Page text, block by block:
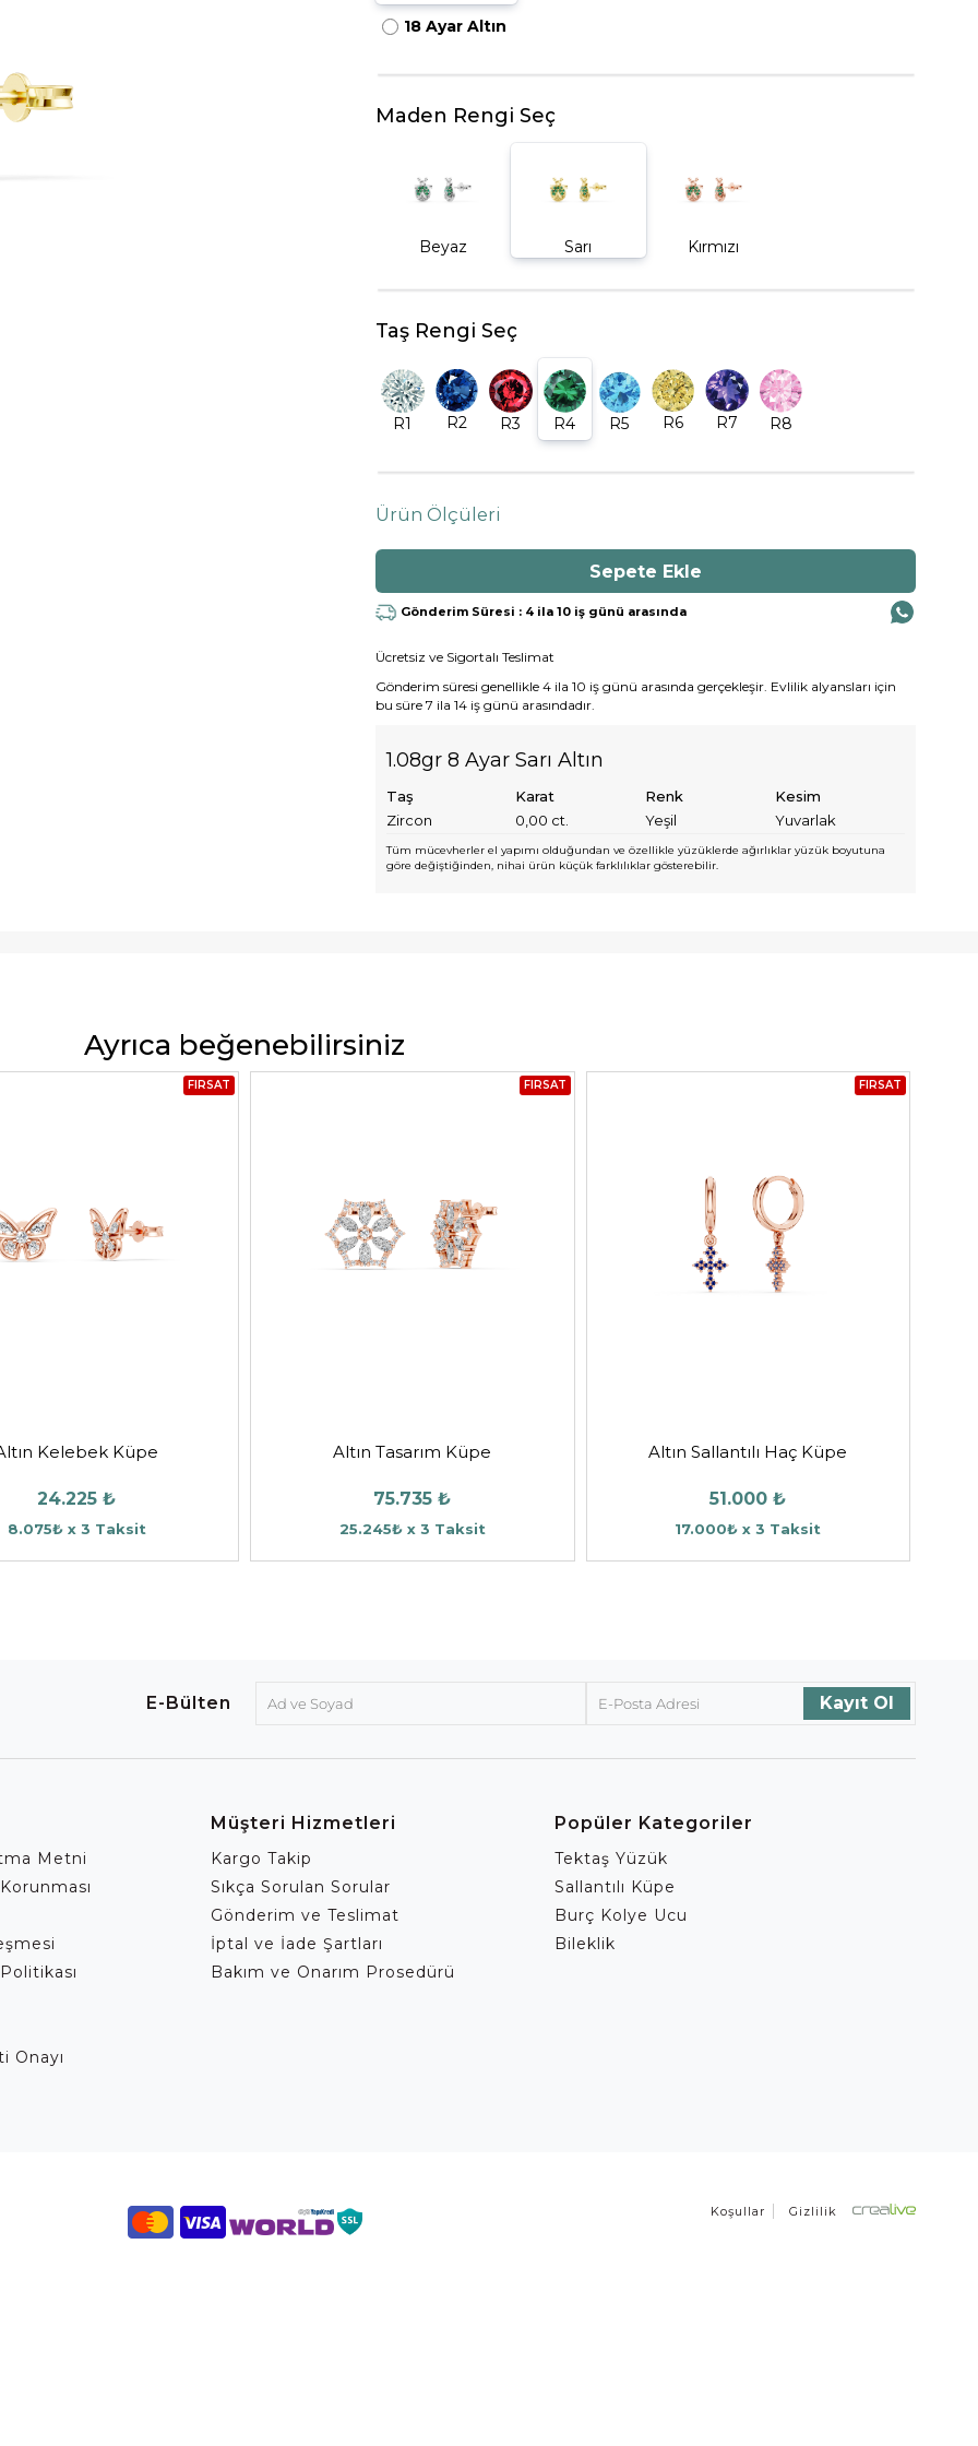
TAMTUR YÜZÜK
18 Ayar Altın
Maden Rengi Seç
Beyaz Sarı Kırmızı
Taş Rengi Seç
R1 R2 R3 R4 R5 R6 R7 R8
Ürün Ölçüleri
Gönderim Süresi : 4 ila 10 iş günü arasında
Ücretsiz ve Sigortalı Teslimat
Gönderim süresi genellikle 4 ila 10 iş günü arasında gerçekleşir. Evlilik alyansları için
bu süre 7 ila 14 iş günü arasındadır.
1.08gr 8 Ayar Sarı Altın
Taş Karat Renk
Kesim
Zircon
0,00 ct. Yeşil Yuvarlak
Tüm mücevherler el yapımı olduğundan ve özellikle yüzüklerde ağırlıklar yüzük boyutuna
göre değiştiğinden, nihai ürün küçük farklılıklar gösterebilir.
Ayrıca beğenebilirsiniz
FIRSAT
Kelebek Küpe
24.225 ₺
8.075₺ x 3 Taksit
FIRSAT
Altın Tasarım Küpe
75.735 ₺
25.245₺ x 3 Taksit
FIRSAT
Altın Sallantılı Haç Küpe
51.000 ₺
17.000₺ x 3 Taksit
E-Bülten
Metni
Onayı
Müşteri Hizmetleri
Kargo Takip
Sıkça Sorulan Sorular
Gönderim ve Teslimat
İptal ve İade Şartları
Bakım ve Onarım Prosedürü
Popüler Kategoriler
Tektaş Yüzük
Sallantılı Küpe
Burç Kolye Ucu
Bileklik
Koşullar Gizlilik